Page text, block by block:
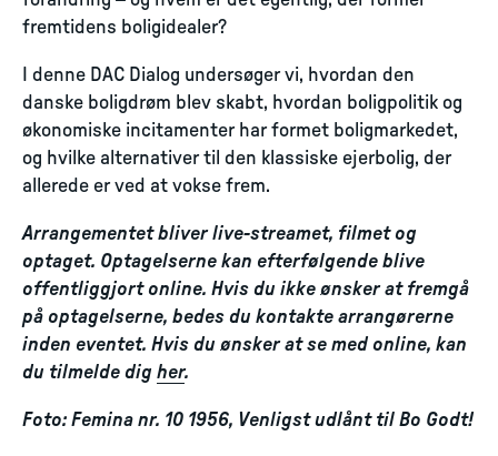
fremtidens boligidealer?
I denne DAC Dialog undersøger vi, hvordan den
danske boligdrøm blev skabt, hvordan boligpolitik og
økonomiske incitamenter har formet boligmarkedet,
og hvilke alternativer til den klassiske ejerbolig, der
allerede er ved at vokse frem.
Arrangementet bliver live-streamet, filmet og
optaget. Optagelserne kan efterfølgende blive
offentliggjort online. Hvis du ikke ønsker at fremgå
på optagelserne, bedes du kontakte arrangørerne
inden eventet. Hvis du ønsker at se med online, kan
du tilmelde dig her.
Foto: Femina nr. 10 1956, Venligst udlånt til Bo Godt!